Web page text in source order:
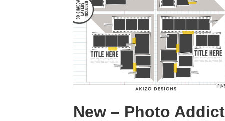
New – Photo Addict